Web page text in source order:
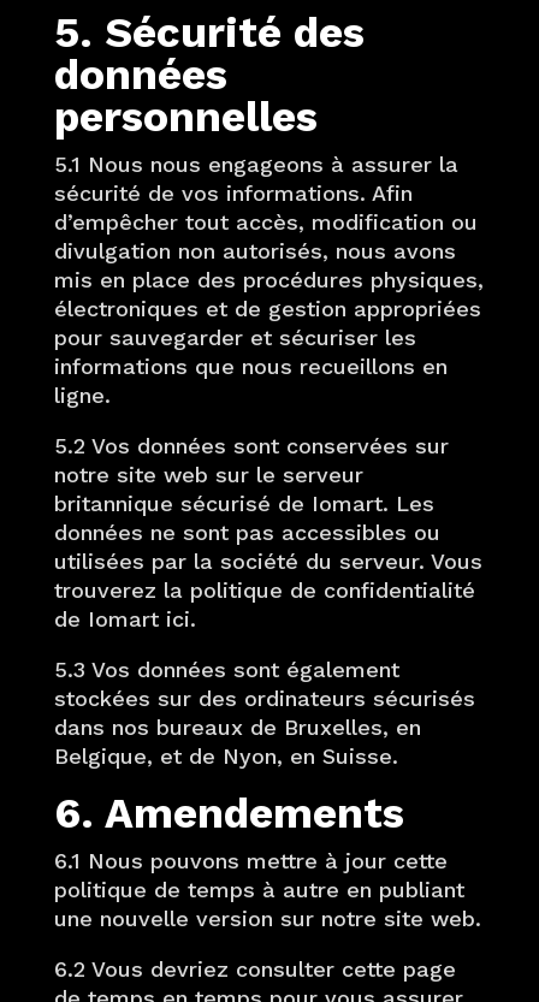
5. Sécurité des
données
personnelles
5.1 Nous nous engageons à assurer la
sécurité de vos informations. Afin
d’empêcher tout accès, modification ou
divulgation non autorisés, nous avons
mis en place des procédures physiques,
électroniques et de gestion appropriées
pour sauvegarder et sécuriser les
informations que nous recueillons en
ligne.
5.2 Vos données sont conservées sur
notre site web sur le serveur
britannique sécurisé de Iomart. Les
données ne sont pas accessibles ou
utilisées par la société du serveur. Vous
trouverez la politique de confidentialité
de Iomart ici.
5.3 Vos données sont également
stockées sur des ordinateurs sécurisés
dans nos bureaux de Bruxelles, en
Belgique, et de Nyon, en Suisse.
6. Amendements
6.1 Nous pouvons mettre à jour cette
politique de temps à autre en publiant
une nouvelle version sur notre site web.
6.2 Vous devriez consulter cette page